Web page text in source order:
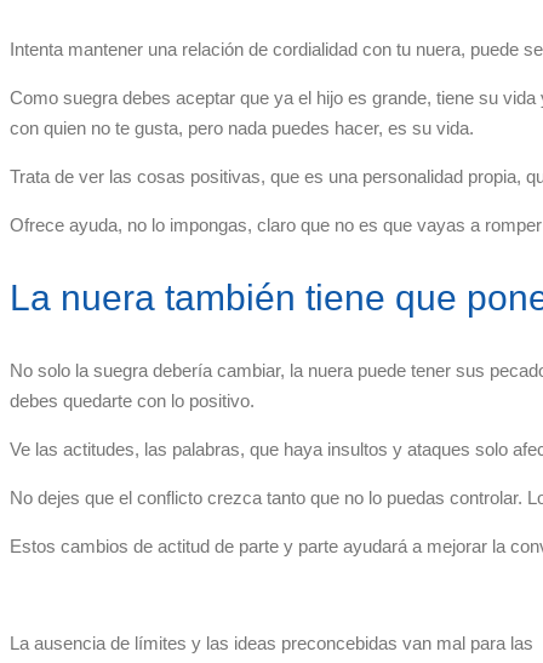
Intenta mantener una relación de cordialidad con tu nuera, puede
Como suegra debes aceptar que ya el hijo es grande, tiene su
con quien no te gusta, pero nada puedes hacer, es su vida.
Trata de ver las cosas positivas, que es una personalidad propia,
Ofrece ayuda, no lo impongas, claro que no es que vayas a
La nuera también tiene que
No solo la suegra debería cambiar, la nuera puede tener sus
debes quedarte con lo positivo.
Ve las actitudes, las palabras, que haya insultos y ataques solo
No dejes que el conflicto crezca tanto que no lo puedas controlar.
Estos cambios de actitud de parte y parte ayudará a mejorar la
La ausencia de límites y las ideas preconcebidas van mal para las